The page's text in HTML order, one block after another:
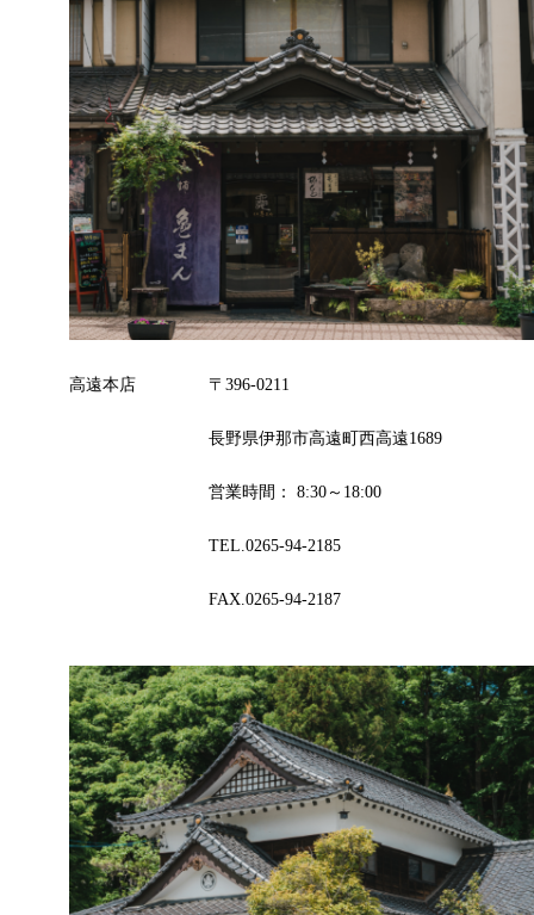
高遠本店 〒396-0211
長野県伊那市高遠町西高遠1689
営業時間： 8:30～18:00
TEL.0265-94-2185
FAX.0265-94-2187